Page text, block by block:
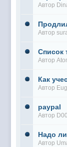
Автор
Автор
Список
Автор
Как
Автор
paypal
Автор
Надо
Автор